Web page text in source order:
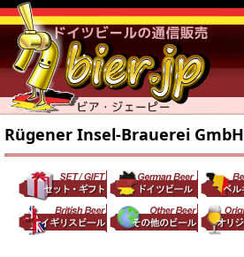
Rügener Insel-Brauerei GmbH